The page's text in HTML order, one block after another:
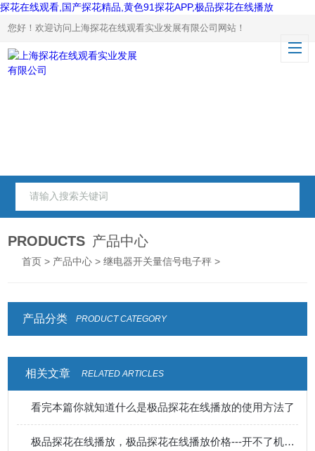
探花在线观看,国产探花精品,黄色91探花APP,极品探花在线播放
您好！欢迎访问上海探花在线观看实业发展有限公司网站！
PRODUCTS 产品中心
首页 > 产品中心 >继电器开关量信号电子秤 >
产品分类 PRODUCT CATEGORY
相关文章 RELATED ARTICLES
看完本篇你就知道什么是极品探花在线播放的使用方法了
极品探花在线播放，极品探花在线播放价格---开不了机有几种情况